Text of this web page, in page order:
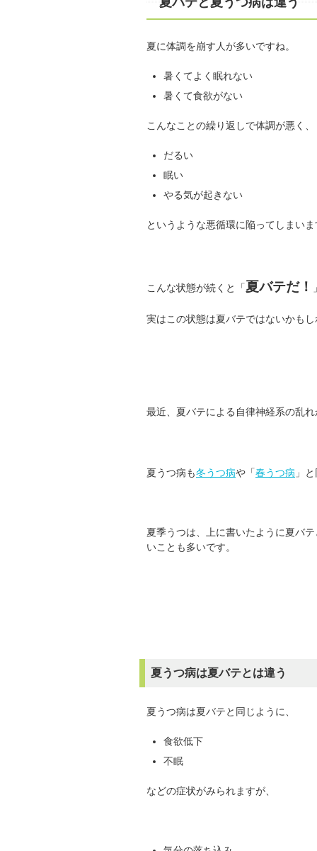
夏に体調を崩す人が多いですね。
暑くてよく眠れない
暑くて食欲がない
こんなことの繰り返しで体調が悪く、
だるい
眠い
やる気が起きない
というような悪循環に陥ってしまい
こんな状態が続くと「夏バテだ！
実はこの状態は夏バテではないかも
最近、夏バテによる自律神経系の乱
夏うつ病も冬うつ病や「春うつ病 」
夏季うつは、上に書いたように夏バ
いことも多いです。
夏うつ病は夏バテとは違う
夏うつ病は夏バテと同じように、
食欲低下
不眠
などの症状がみられますが、